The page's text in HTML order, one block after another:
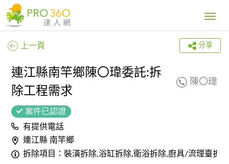
Toggle
上一頁 分享
連江縣南竿鄉陳〇瑋委託:拆
除工程需求
陳〇瑋
案件已認證
有提供電話
連江縣 南竿鄉
拆除項目：裝潢拆除,浴缸拆除,衛浴拆除,廚具/流理臺拆